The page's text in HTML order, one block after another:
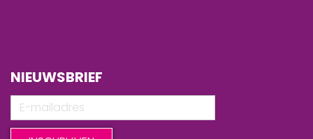
NIEUWSBRIEF